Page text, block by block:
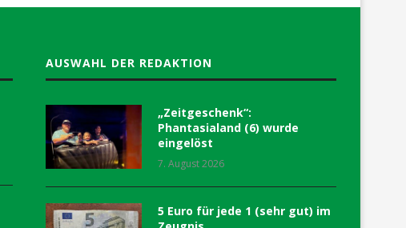
AUSWAHL DER REDAKTION
„Zeitgeschenk“:
Phantasialand (6) wurde
eingelöst
7. August 2026
5 Euro für jede 1 (sehr gut) im